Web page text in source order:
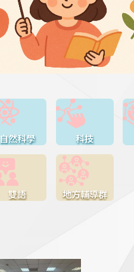
自然科學 科技
雙語 地方輔導群